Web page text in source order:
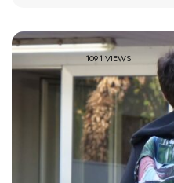
1091 VIEWS